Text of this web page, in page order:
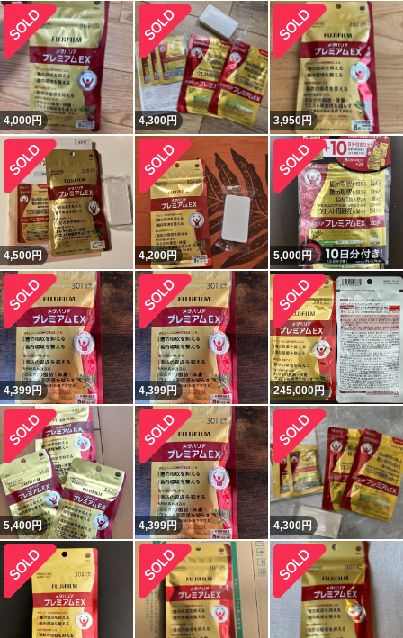
4,000円 4,300円 3,950円
4,500円 4,200円 5,000円
4,399円 4,399円 245,000円
5,400円 4,399円 4,300円